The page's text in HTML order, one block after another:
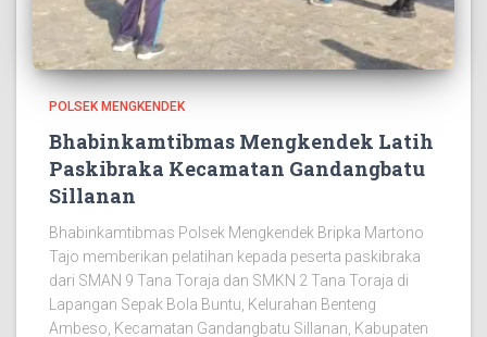
POLSEK MENGKENDEK
Bhabinkamtibmas Mengkendek Latih
Paskibraka Kecamatan Gandangbatu
Sillanan
Bhabinkamtibmas Polsek Mengkendek Bripka Martono
Tajo memberikan pelatihan kepada peserta paskibraka
dari SMAN 9 Tana Toraja dan SMKN 2 Tana Toraja di
Lapangan Sepak Bola Buntu, Kelurahan Benteng
Ambeso, Kecamatan Gandangbatu Sillanan, Kabupaten